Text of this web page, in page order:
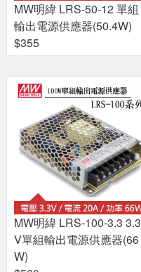
MW明緯 LRS-50-12 單組
輸出電源供應器(50.4W)
$355
MW明緯 LRS-100-3.3 3.3
V單組輸出電源供應器(66
W)